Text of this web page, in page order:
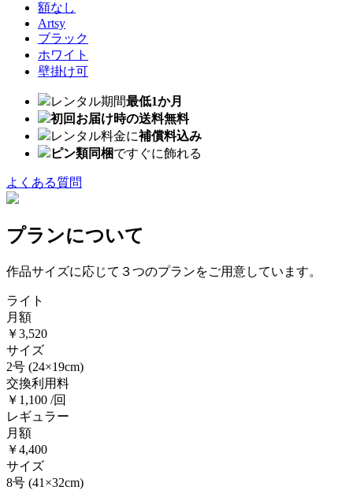
額なし
Artsy
ブラック
ホワイト
壁掛け可
レンタル期間最低1か月
初回お届け時の送料無料
レンタル料金に補償料込み
ピン類同梱ですぐに飾れる
よくある質問
プランについて
作品サイズに応じて３つのプランをご用意しています。
ライト
月額
￥3,520
サイズ
2号 (24×19cm)
交換利用料
￥1,100 /回
レギュラー
月額
￥4,400
サイズ
8号 (41×32cm)